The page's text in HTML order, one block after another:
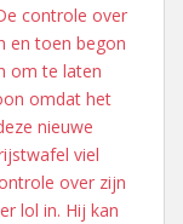
controle over
en toen begon
om te laten
omdat het
nieuwe
viel
over zijn
lol in. Hij kan